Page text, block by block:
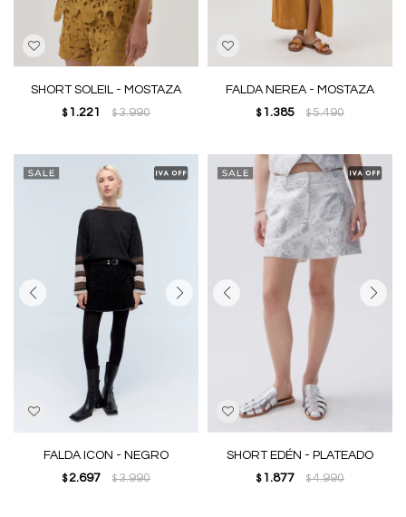
SHORT SOLEIL - MOSTAZA
$ 1.221 $3.990
FALDA NEREA - MOSTAZA
$ 1.385 $5.490
FALDA ICON - NEGRO
$ 2.697 $3.990
SHORT EDÉN - PLATEADO
$ 1.877 $4.990